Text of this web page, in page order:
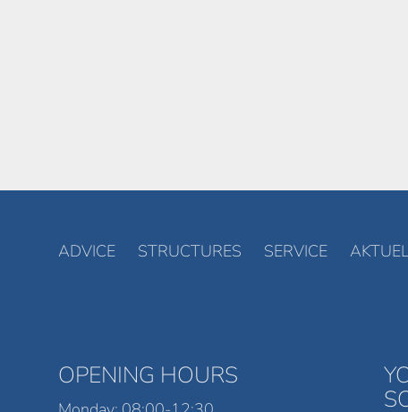
ADVICE STRUCTURES SERVICE
OPENING HOURS